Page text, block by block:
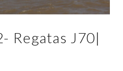
Regatas J70|